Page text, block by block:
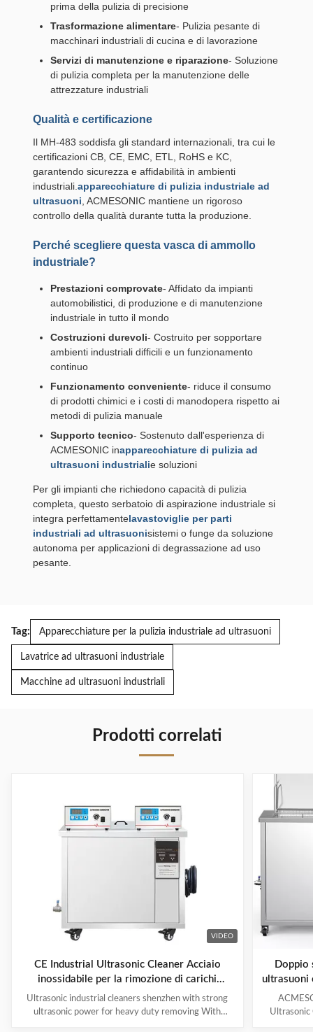
prima della pulizia di precisione
Trasformazione alimentare- Pulizia pesante di
macchinari industriali di cucina e di lavorazione
Servizi di manutenzione e riparazione- Soluzione
di pulizia completa per la manutenzione delle
attrezzature industriali
Qualità e certificazione
Il MH-483 soddisfa gli standard internazionali, tra cui le
certificazioni CB, CE, EMC, ETL, RoHS e KC,
garantendo sicurezza e affidabilità in ambienti
industriali. apparecchiature di pulizia industriale ad
ultrasuoni , ACMESONIC mantiene un rigoroso
controllo della qualità durante tutta la produzione.
Perché scegliere questa vasca di ammollo
industriale?
Prestazioni comprovate- Affidato da impianti
automobilistici, di produzione e di manutenzione
industriale in tutto il mondo
Costruzioni durevoli- Costruito per sopportare
ambienti industriali difficili e un funzionamento
continuo
Funzionamento conveniente- riduce il consumo
di prodotti chimici e i costi di manodopera rispetto ai
metodi di pulizia manuale
Supporto tecnico- Sostenuto dall'esperienza di
ACMESONIC inapparecchiature di pulizia ad
ultrasuoni industrialie soluzioni
Per gli impianti che richiedono capacità di pulizia
completa, questo serbatoio di aspirazione industriale si
integra perfettamentelavastoviglie per parti
industriali ad ultrasuonisistemi o funge da soluzione
autonoma per applicazioni di degrassazione ad uso
pesante.
Tag: Apparecchiature per la pulizia industriale ad ultrasuoni
Lavatrice ad ultrasuoni industriale
Macchine ad ultrasuoni industriali
Prodotti correlati
VIDEO
CE Industrial Ultrasonic Cleaner Acciaio
inossidabile per la rimozione di carichi
pesanti
Ultrasonic industrial cleaners shenzhen with strong
ultrasonic power for heavy duty removing With
Doppio
ultrasuoni
Ultrasonic